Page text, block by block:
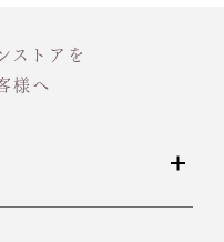
ストアを
様へ